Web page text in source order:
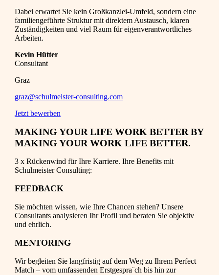
Dabei erwartet Sie kein Großkanzlei-Umfeld, sondern eine
familiengeführte Struktur mit direktem Austausch, klaren
Zuständigkeiten und viel Raum für eigenverantwortliches
Arbeiten.
Kevin Hütter
Consultant
Graz
graz@schulmeister-consulting.com
Jetzt bewerben
MAKING YOUR LIFE WORK BETTER BY
MAKING YOUR WORK LIFE BETTER.
3 x Rückenwind für Ihre Karriere. Ihre Benefits mit
Schulmeister Consulting:
FEEDBACK
Sie möchten wissen, wie Ihre Chancen stehen? Unsere
Consultants analysieren Ihr Profil und beraten Sie objektiv
und ehrlich.
MENTORING
Wir begleiten Sie langfristig auf dem Weg zu Ihrem Perfect
Match – vom umfassenden Erstgespra¨ch bis hin zur